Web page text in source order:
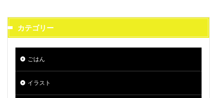
カテゴリー
ごはん
イラスト